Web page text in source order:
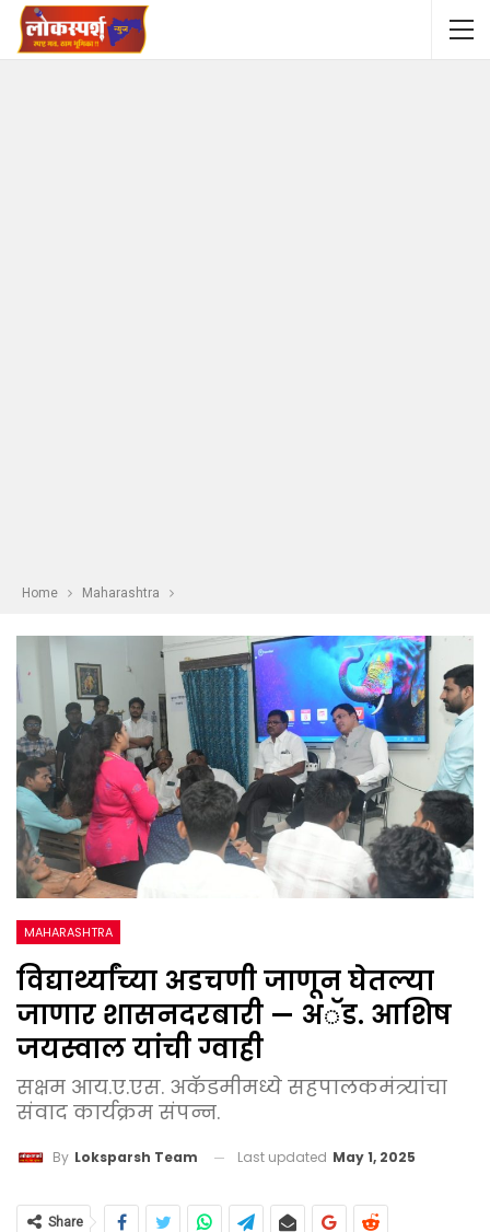
Home Maharashtra
MAHARASHTRA
विद्यार्थ्यांच्या अडचणी जाणून घेतल्या
जाणार शासनदरबारी — अॅड. आशिष
जयस्वाल यांची ग्वाही
सक्षम आय.ए.एस. अकॅडमीमध्ये सहपालकमंत्र्यांचा
संवाद कार्यक्रम संपन्न.
By Loksparsh Team Last updated May 1, 2025
Share